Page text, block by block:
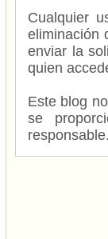
Cualquier
eliminación
enviar la
quien
Este blog
se